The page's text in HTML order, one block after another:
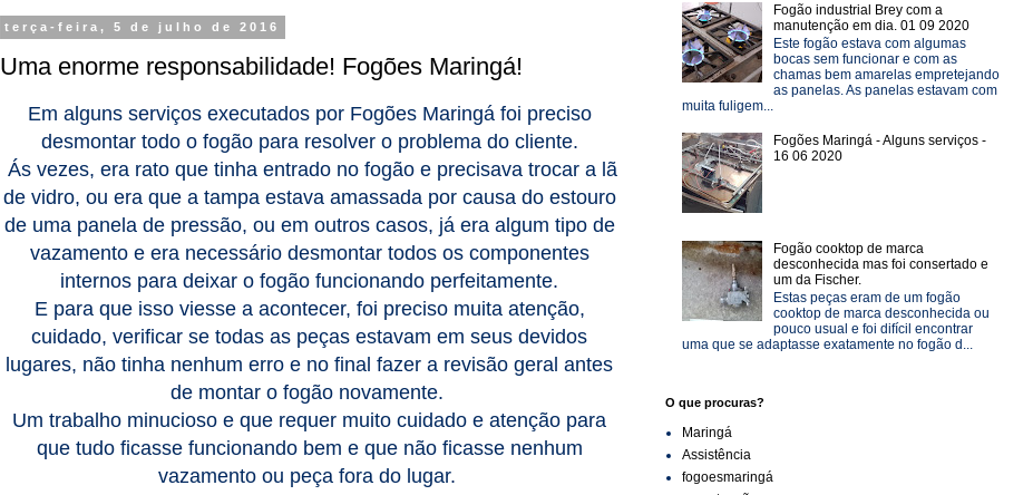
terça-feira, 5 de julho de 2016
Uma enorme responsabilidade! Fogões Maringá!
Em alguns serviços executados por Fogões Maringá foi preciso
desmontar todo o fogão para resolver o problema do cliente.
Ás vezes, era rato que tinha entrado no fogão e precisava trocar a lã
de vidro, ou era que a tampa estava amassada por causa do estouro
de uma panela de pressão, ou em outros casos, já era algum tipo de
vazamento e era necessário desmontar todos os componentes
internos para deixar o fogão funcionando perfeitamente.
E para que isso viesse a acontecer, foi preciso muita atenção,
cuidado, verificar se todas as peças estavam em seus devidos
lugares, não tinha nenhum erro e no final fazer a revisão geral antes
de montar o fogão novamente.
Um trabalho minucioso e que requer muito cuidado e atenção para
que tudo ficasse funcionando bem e que não ficasse nenhum
vazamento ou peça fora do lugar.
Fogão industrial Brey com a
manutenção em dia. 01 09 2020
Este fogão estava com algumas
bocas sem funcionar e com as
chamas bem amarelas empretejando
as panelas. As panelas estavam com
muita fuligem...
Fogões Maringá - Alguns serviços -
16 06 2020
Fogão cooktop de marca
desconhecida mas foi consertado e
um da Fischer.
Estas peças eram de um fogão
cooktop de marca desconhecida ou
pouco usual e foi difícil encontrar
uma que se adaptasse exatamente no fogão d...
O que procuras?
Maringá
Assistência
fogoesmaringá